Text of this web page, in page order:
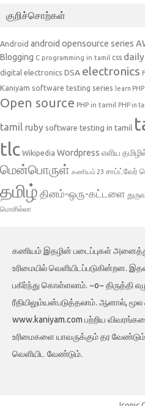
குறிச்சொற்கள்
Android android opensource series
Blogging C programming in tamil css
digital electronics DSA electronics
Kaniyam software testing series learn
Open source PHP in tamil PHP in
tamil ruby software testing in tamil
tlc Wikipedia Wordpress எளிய
மென்பொருள் கணியம் 23 சாப்ட்வேர்
தமிழ் தினம்-ஒரு-கட்டளை
மொசில்லா
கணியம் இதழின் படைப்புகள்
உரிமையில் வெளியிடப்படுகின்றன.
பகிர்ந்து கொள்ளலாம். ~o~ திருத்தி
ரீதியிலும்யன்படுத்தலாம். ஆனால், மூல
www.kaniyam.com பற்றிய
உரிமைகளை யாவருக்கும் தர
வெளியிட வேண்டும்.